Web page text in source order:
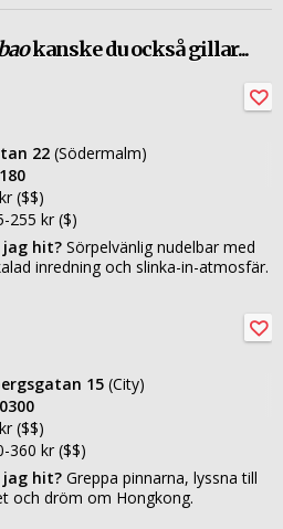
kanske du också gillar...
22 (Södermalm)
($$)
255 kr ($)
hit? Sörpelvänlig nudelbar med
inredning och slinka-in-atmosfär.
15 (City)
($$)
360 kr ($$)
hit? Greppa pinnarna, lyssna till
och dröm om Hongkong.